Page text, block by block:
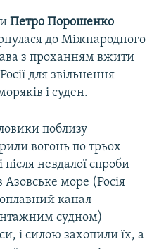
Петро Порошенко
до Міжнародного
з проханням вжити
для звільнення
і суден.
поблизу
вогонь по трьох
невдалої спроби
море (Росія
канал
судном)
і силою захопили їх, а